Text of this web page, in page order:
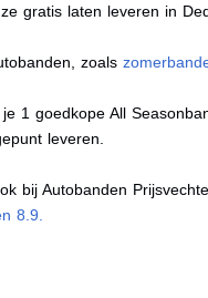
gratis laten leveren in
zoals
1 goedkope All
leveren.
bij Autobanden
8.9.